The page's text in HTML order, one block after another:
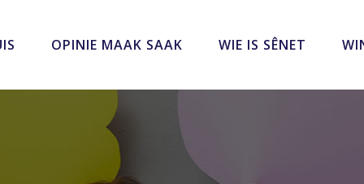
OPINIE MAAK SAAK WIE IS SÊNET